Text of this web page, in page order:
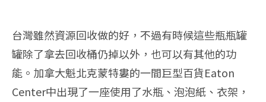
台灣雖然資源回收做的好，不過有時候這些瓶瓶罐
罐除了拿去回收桶仍掉以外，也可以有其他的功
能。加拿大魁北克蒙特婁的一間巨型百貨Eaton
Center中出現了一座使用了水瓶、泡泡紙、衣架，